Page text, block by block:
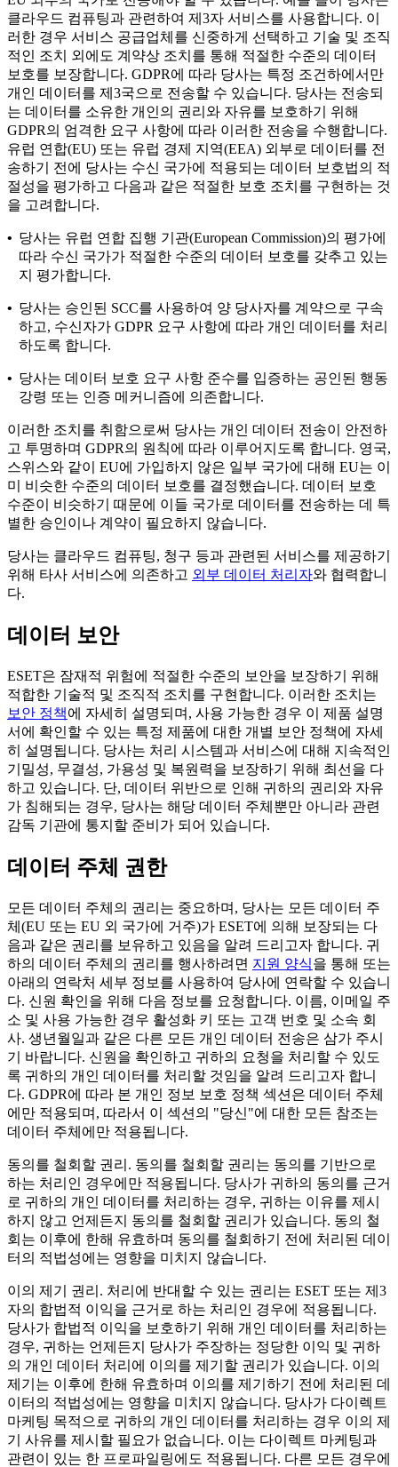
클라우드 컴퓨팅과 관련하여 제3자 서비스를 사용합니다. 이
러한 경우 서비스 공급업체를 신중하게 선택하고 기술 및 조직
적인 조치 외에도 계약상 조치를 통해 적절한 수준의 데이터
보호를 보장합니다. GDPR에 따라 당사는 특정 조건하에서만
개인 데이터를 제3국으로 전송할 수 있습니다. 당사는 전송되
는 데이터를 소유한 개인의 권리와 자유를 보호하기 위해
GDPR의 엄격한 요구 사항에 따라 이러한 전송을 수행합니다.
유럽 연합(EU) 또는 유럽 경제 지역(EEA) 외부로 데이터를 전
송하기 전에 당사는 수신 국가에 적용되는 데이터 보호법의 적
절성을 평가하고 다음과 같은 적절한 보호 조치를 구현하는 것
을 고려합니다.
• 당사는 유럽 연합 집행 기관(European Commission)의 평가에
따라 수신 국가가 적절한 수준의 데이터 보호를 갖추고 있는
지 평가합니다.
• 당사는 승인된 SCC를 사용하여 양 당사자를 계약으로 구속
하고, 수신자가 GDPR 요구 사항에 따라 개인 데이터를 처리
하도록 합니다.
• 당사는 데이터 보호 요구 사항 준수를 입증하는 공인된 행동
강령 또는 인증 메커니즘에 의존합니다.
이러한 조치를 취함으로써 당사는 개인 데이터 전송이 안전하
고 투명하며 GDPR의 원칙에 따라 이루어지도록 합니다. 영국,
스위스와 같이 EU에 가입하지 않은 일부 국가에 대해 EU는 이
미 비슷한 수준의 데이터 보호를 결정했습니다. 데이터 보호
수준이 비슷하기 때문에 이들 국가로 데이터를 전송하는 데 특
별한 승인이나 계약이 필요하지 않습니다.
당사는 클라우드 컴퓨팅, 청구 등과 관련된 서비스를 제공하기
위해 타사 서비스에 의존하고 외부 데이터 처리자와 협력합니
다.
데이터 보안
ESET은 잠재적 위험에 적절한 수준의 보안을 보장하기 위해
적합한 기술적 및 조직적 조치를 구현합니다. 이러한 조치는
보안 정책에 자세히 설명되며, 사용 가능한 경우 이 제품 설명
서에 확인할 수 있는 특정 제품에 대한 개별 보안 정책에 자세
히 설명됩니다. 당사는 처리 시스템과 서비스에 대해 지속적인
기밀성, 무결성, 가용성 및 복원력을 보장하기 위해 최선을 다
하고 있습니다. 단, 데이터 위반으로 인해 귀하의 권리와 자유
가 침해되는 경우, 당사는 해당 데이터 주체뿐만 아니라 관련
감독 기관에 통지할 준비가 되어 있습니다.
데이터 주체 권한
모든 데이터 주체의 권리는 중요하며, 당사는 모든 데이터 주
체(EU 또는 EU 외 국가에 거주)가 ESET에 의해 보장되는 다
음과 같은 권리를 보유하고 있음을 알려 드리고자 합니다. 귀
하의 데이터 주체의 권리를 행사하려면 지원 양식을 통해 또는
아래의 연락처 세부 정보를 사용하여 당사에 연락할 수 있습니
다. 신원 확인을 위해 다음 정보를 요청합니다. 이름, 이메일 주
소 및 사용 가능한 경우 활성화 키 또는 고객 번호 및 소속 회
사. 생년월일과 같은 다른 모든 개인 데이터 전송은 삼가 주시
기 바랍니다. 신원을 확인하고 귀하의 요청을 처리할 수 있도
록 귀하의 개인 데이터를 처리할 것임을 알려 드리고자 합니
다. GDPR에 따라 본 개인 정보 보호 정책 섹션은 데이터 주체
에만 적용되며, 따라서 이 섹션의 "당신"에 대한 모든 참조는
데이터 주체에만 적용됩니다.
동의를 철회할 권리. 동의를 철회할 권리는 동의를 기반으로
하는 처리인 경우에만 적용됩니다. 당사가 귀하의 동의를 근거
로 귀하의 개인 데이터를 처리하는 경우, 귀하는 이유를 제시
하지 않고 언제든지 동의를 철회할 권리가 있습니다. 동의 철
회는 이후에 한해 유효하며 동의를 철회하기 전에 처리된 데이
터의 적법성에는 영향을 미치지 않습니다.
이의 제기 권리. 처리에 반대할 수 있는 권리는 ESET 또는 제3
자의 합법적 이익을 근거로 하는 처리인 경우에 적용됩니다.
당사가 합법적 이익을 보호하기 위해 개인 데이터를 처리하는
경우, 귀하는 언제든지 당사가 주장하는 정당한 이익 및 귀하
의 개인 데이터 처리에 이의를 제기할 권리가 있습니다. 이의
제기는 이후에 한해 유효하며 이의를 제기하기 전에 처리된 데
이터의 적법성에는 영향을 미치지 않습니다. 당사가 다이렉트
마케팅 목적으로 귀하의 개인 데이터를 처리하는 경우 이의 제
기 사유를 제시할 필요가 없습니다. 이는 다이렉트 마케팅과
관련이 있는 한 프로파일링에도 적용됩니다. 다른 모든 경우에